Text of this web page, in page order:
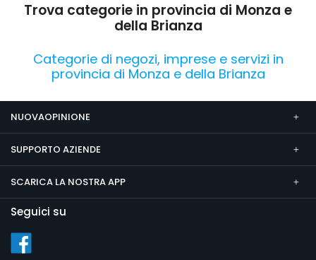
Trova categorie in provincia di Monza e
della Brianza
Categorie di negozi, imprese e servizi in
provincia di Monza e della Brianza
NUOVAOPINIONE
SUPPORTO AZIENDE
SCARICA LA NOSTRA APP
Seguici su